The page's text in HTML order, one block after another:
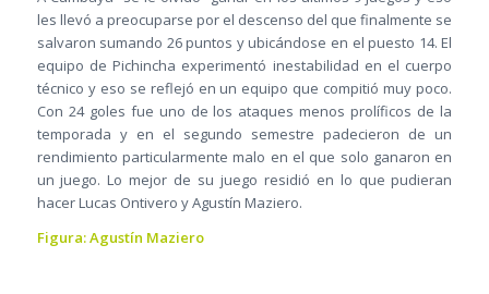
les llevó a preocuparse por el descenso del que finalmente se
salvaron sumando 26 puntos y ubicándose en el puesto 14. El
equipo de Pichincha experimentó inestabilidad en el cuerpo
técnico y eso se reflejó en un equipo que compitió muy poco.
Con 24 goles fue uno de los ataques menos prolíficos de la
temporada y en el segundo semestre padecieron de un
rendimiento particularmente malo en el que solo ganaron en
un juego. Lo mejor de su juego residió en lo que pudieran
hacer Lucas Ontivero y Agustín Maziero.
Figura: Agustín Maziero